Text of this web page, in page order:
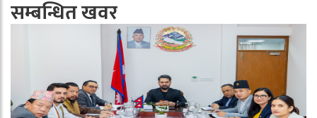
सम्बन्धित खवर